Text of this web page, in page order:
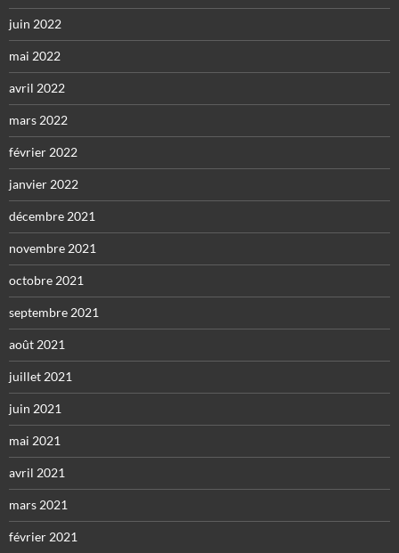
juin 2022
mai 2022
avril 2022
mars 2022
février 2022
janvier 2022
décembre 2021
novembre 2021
octobre 2021
septembre 2021
août 2021
juillet 2021
juin 2021
mai 2021
avril 2021
mars 2021
février 2021